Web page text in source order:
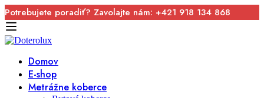
Potrebujete poradiť? Zavolajte nám: +421 918 134 868
Domov
E-shop
Metrážne koberce